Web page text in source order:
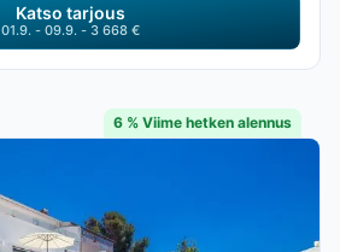
Katso tarjous
01.9. - 09.9. - 3 668 €
6 % Viime hetken alennus